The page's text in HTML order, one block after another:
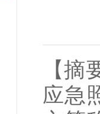
【
应急